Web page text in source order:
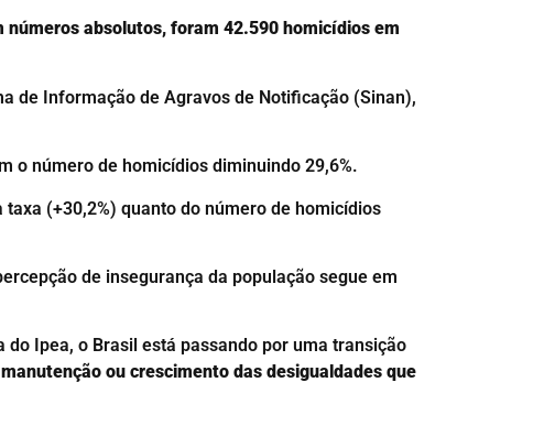
números absolutos, foram 42.590 homicídios em
de Informação de Agravos de Notificação (Sinan),
o número de homicídios diminuindo 29,6%.
(+30,2%) quanto do número de homicídios
de insegurança da população segue em
Ipea, o Brasil está passando por uma transição
ou crescimento das desigualdades que